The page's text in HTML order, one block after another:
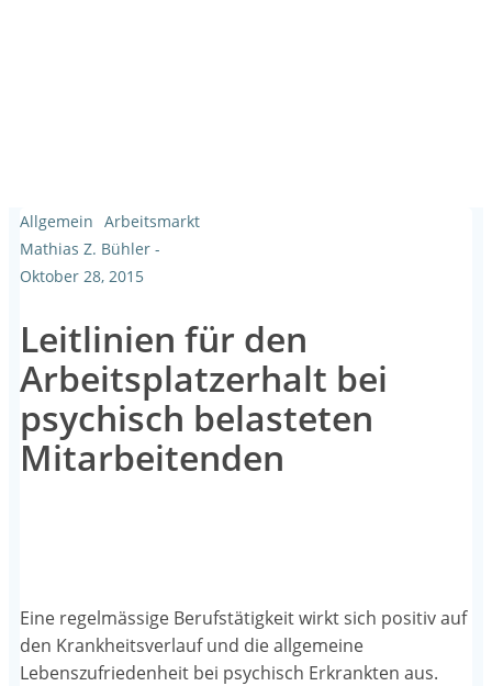
Allgemein Arbeitsmarkt
Mathias Z. Bühler -
Oktober 28, 2015
Leitlinien für den
Arbeitsplatzerhalt bei
psychisch belasteten
Mitarbeitenden
Eine regelmässige Berufstätigkeit wirkt sich positiv auf
den Krankheitsverlauf und die allgemeine
Lebenszufriedenheit bei psychisch Erkrankten aus.